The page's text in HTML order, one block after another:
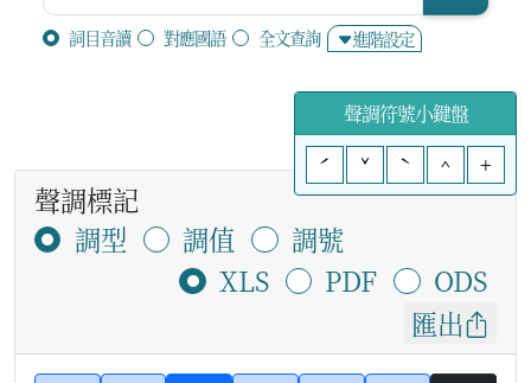
詞目音讀 對應國語 全文查詢 進階設定
聲調符號小鍵盤
ˊ
ˇ ˋ ^ +
聲調標記
調型
調值
調號
XLS
PDF
ODS
匯出